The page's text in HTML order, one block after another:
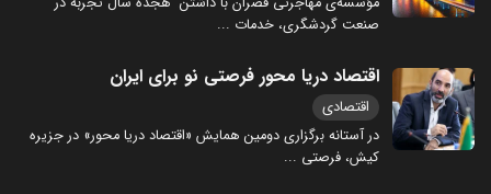
صنعت گردشگری، خدمات ...
اقتصاد دریا محور فرصتی نو برای ایران
اقتصادی
در آستانه برگزاری دومین همایش «اقتصاد دریا محور» در جزیره
کیش، فرصتی ...